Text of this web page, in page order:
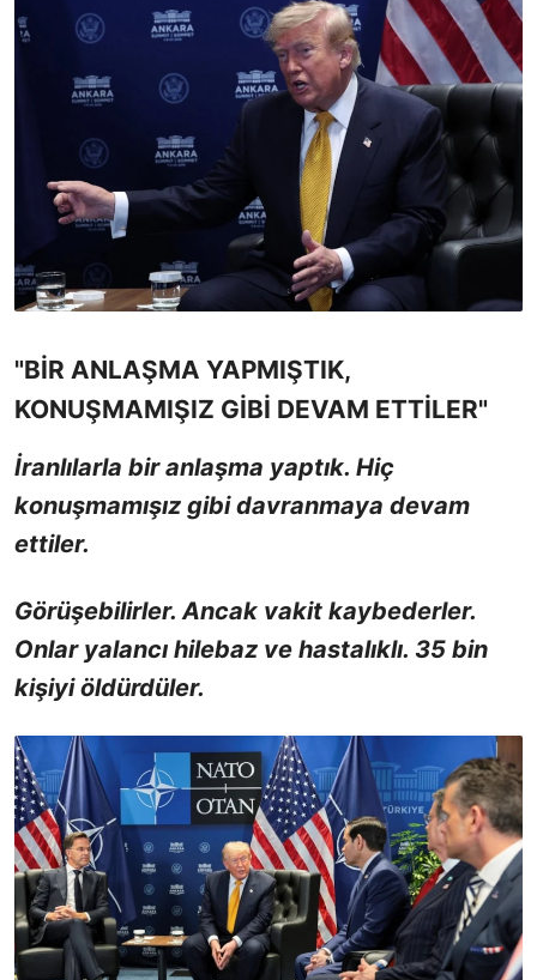
"BİR ANLAŞMA YAPMIŞTIK,
KONUŞMAMIŞIZ GİBİ DEVAM ETTİLER"
İranlılarla bir anlaşma yaptık. Hiç
konuşmamışız gibi davranmaya devam
ettiler.
Görüşebilirler. Ancak vakit kaybederler.
Onlar yalancı hilebaz ve hastalıklı. 35 bin
kişiyi öldürdüler.